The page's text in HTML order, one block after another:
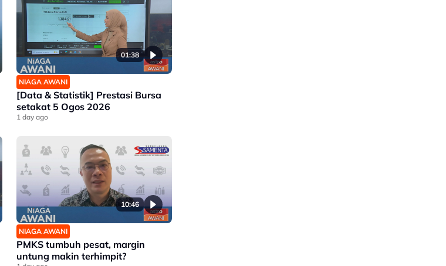
01:38
NIAGA AWANI
[Data & Statistik] Prestasi Bursa
setakat 5 Ogos 2026
1 day ago
10:46
NIAGA AWANI
PMKS tumbuh pesat, margin
untung makin terhimpit?